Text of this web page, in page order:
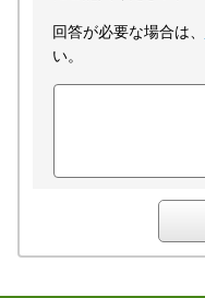
回答が必要な場合は、
い。